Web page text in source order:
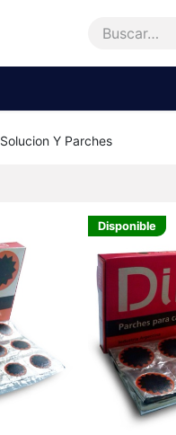
Solucion Y Parches
Disponible